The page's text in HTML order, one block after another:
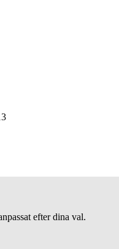
efter dina val.